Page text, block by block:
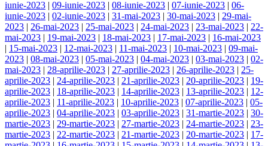
iunie-2023 | 09-iunie-2023 | 08-iunie-2023 | 07-iunie-2023 | 06-
iunie-2023 | 02-iunie-2023 | 31-mai-2023 | 30-mai-2023 | 29-mai-
2023 | 26-mai-2023 | 25-mai-2023 | 24-mai-2023 | 23-mai-2023 | 22-
mai-2023 | 19-mai-2023 | 18-mai-2023 | 17-mai-2023 | 16-mai-2023
| 15-mai-2023 | 12-mai-2023 | 11-mai-2023 | 10-mai-2023 | 09-mai-
2023 | 08-mai-2023 | 05-mai-2023 | 04-mai-2023 | 03-mai-2023 | 02-
mai-2023 | 28-aprilie-2023 | 27-aprilie-2023 | 26-aprilie-2023 | 25-
aprilie-2023 | 24-aprilie-2023 | 21-aprilie-2023 | 20-aprilie-2023 | 19-
aprilie-2023 | 18-aprilie-2023 | 14-aprilie-2023 | 13-aprilie-2023 | 12-
aprilie-2023 | 11-aprilie-2023 | 10-aprilie-2023 | 07-aprilie-2023 | 05-
aprilie-2023 | 04-aprilie-2023 | 03-aprilie-2023 | 31-martie-2023 | 30-
martie-2023 | 29-martie-2023 | 27-martie-2023 | 24-martie-2023 | 23-
martie-2023 | 22-martie-2023 | 21-martie-2023 | 20-martie-2023 | 17-